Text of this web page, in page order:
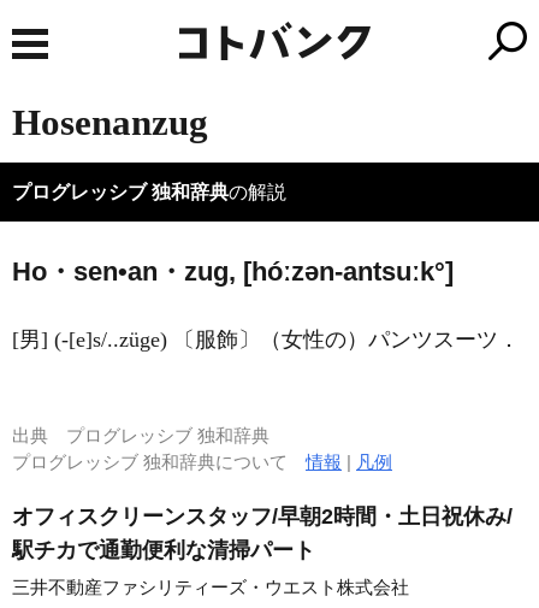
Hosenanzug
プログレッシブ 独和辞典の解説
Ho・sen•an・zug, [hóːzən-antsuːk°]
[男] (-[e]s/..züge) 〔服飾〕（女性の）パンツスーツ．
出典 プログレッシブ 独和辞典
プログレッシブ 独和辞典について情報 | 凡例
オフィスクリーンスタッフ/早朝2時間・土日祝休み/
駅チカで通勤便利な清掃パート
三井不動産ファシリティーズ・ウエスト株式会社